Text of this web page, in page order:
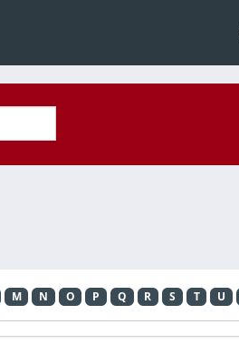
M N O P Q R S T U